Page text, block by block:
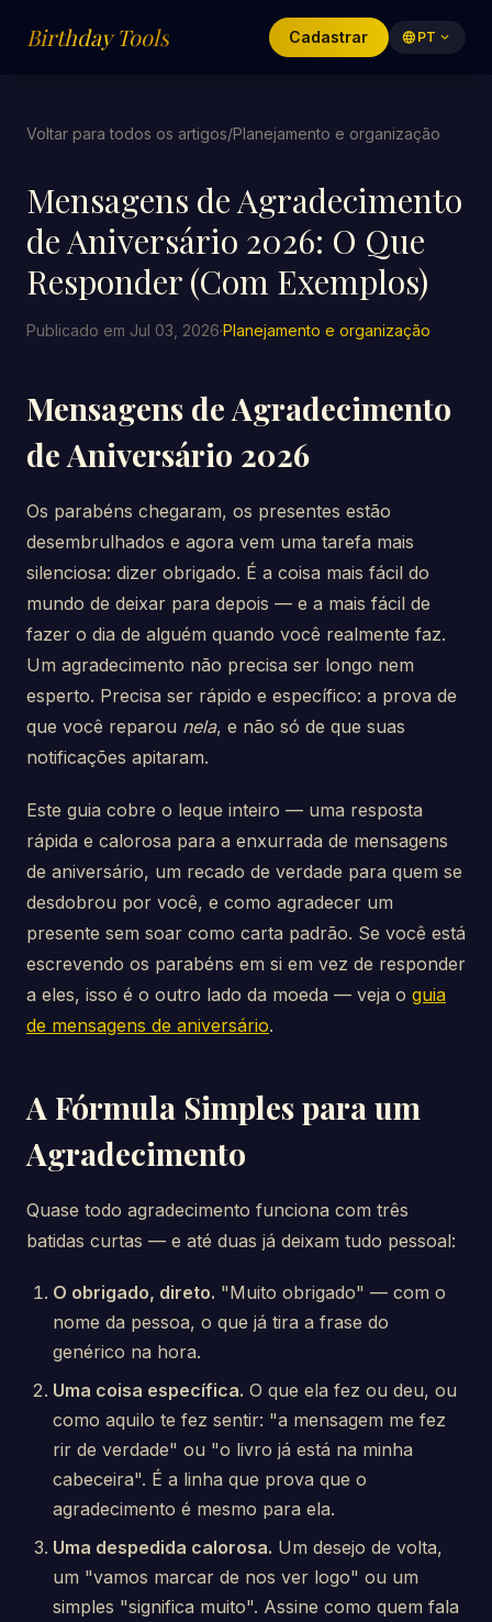
Birthday Tools Cadastrar language PT expand_more
Voltar para todos os artigos/Planejamento e organização
Mensagens de Agradecimento
de Aniversário 2026: O Que
Responder (Com Exemplos)
Publicado em Jul 03, 2026·Planejamento e organização
Mensagens de Agradecimento
de Aniversário 2026
Os parabéns chegaram, os presentes estão
desembrulhados e agora vem uma tarefa mais
silenciosa: dizer obrigado. É a coisa mais fácil do
mundo de deixar para depois — e a mais fácil de
fazer o dia de alguém quando você realmente faz.
Um agradecimento não precisa ser longo nem
esperto. Precisa ser rápido e específico: a prova de
que você reparou nela, e não só de que suas
notificações apitaram.
Este guia cobre o leque inteiro — uma resposta
rápida e calorosa para a enxurrada de mensagens
de aniversário, um recado de verdade para quem se
desdobrou por você, e como agradecer um
presente sem soar como carta padrão. Se você está
escrevendo os parabéns em si em vez de responder
a eles, isso é o outro lado da moeda — veja o guia
de mensagens de aniversário.
A Fórmula Simples para um
Agradecimento
Quase todo agradecimento funciona com três
batidas curtas — e até duas já deixam tudo pessoal:
O obrigado, direto. "Muito obrigado" — com o
nome da pessoa, o que já tira a frase do
genérico na hora.
Uma coisa específica. O que ela fez ou deu, ou
como aquilo te fez sentir: "a mensagem me fez
rir de verdade" ou "o livro já está na minha
cabeceira". É a linha que prova que o
agradecimento é mesmo para ela.
Uma despedida calorosa. Um desejo de volta,
um "vamos marcar de nos ver logo" ou um
simples "significa muito". Assine como quem fala